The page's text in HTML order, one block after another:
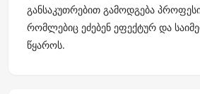
განსაკუთრებით გამოდგება
რომლებიც ეძებენ ეფექტურ და
წყაროს.